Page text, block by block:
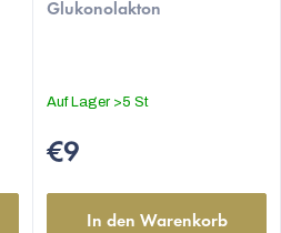
Glukonolakton
Auf Lager >5 St
€9
In den Warenkorb